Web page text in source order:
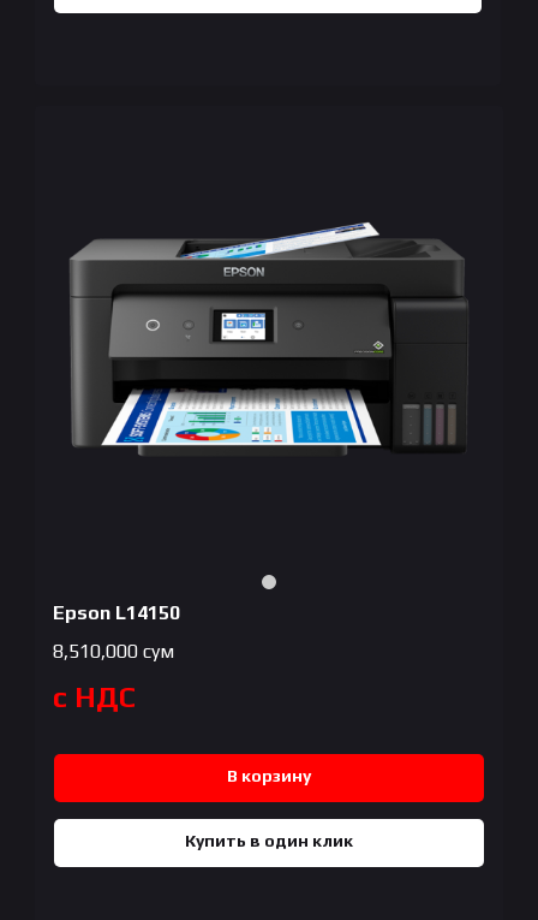
Epson L14150
8,510,000 сум
с НДС
В корзину
Купить в один клик